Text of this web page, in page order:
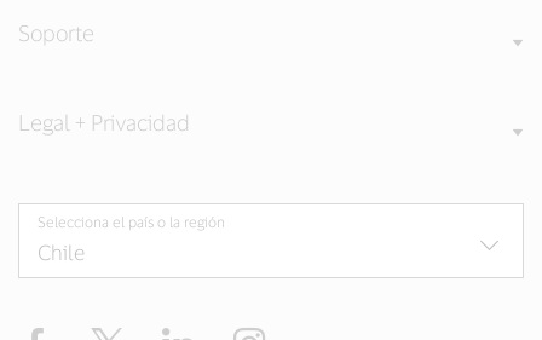
Soporte
Legal + Privacidad
Selecciona el país o la región